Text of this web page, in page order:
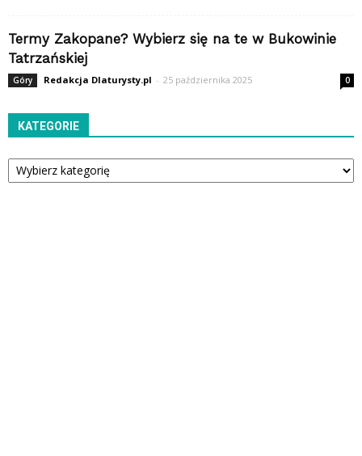
Termy Zakopane? Wybierz się na te w Bukowinie
Tatrzańskiej
Góry Redakcja Dlaturysty.pl - 25 października 2025 0
KATEGORIE
Kategorie